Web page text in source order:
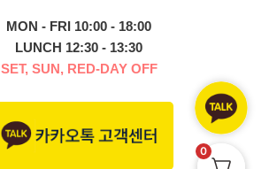
MON - FRI 10:00 - 18:00
LUNCH 12:30 - 13:30
SET, SUN, RED-DAY OFF
0